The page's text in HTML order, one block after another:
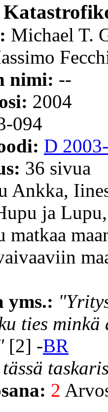
Michael T.
nimi: --
2004
094
D
36 sivua
Ankka,
ja
matkaa
yms.:
ties
[2] -BR
2